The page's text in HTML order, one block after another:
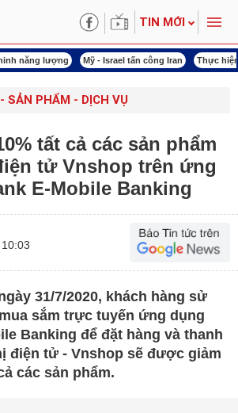
TIN MỚI
năng lượng Mỹ - Israel tấn công Iran Thực
SẢN PHẨM - DỊCH VỤ
tất cả các sản phẩm
tử Vnshop trên ứng
E-Mobile Banking
31/7/2020, khách hàng sử
sắm trực tuyến ứng dụng
Banking để đặt hàng và thanh
điện tử - Vnshop sẽ được giảm
các sản phẩm.